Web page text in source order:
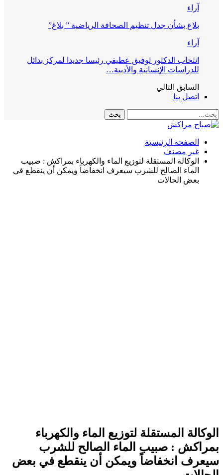
آراء
بلاغ بشأن جدل تنظيم الصحافة الرياضية ” بلاغ”
آراء
انتخاب الدكتور توفيق عطيفي رئيسا جديدا لمركز بدائل
للدراسات الإنسانية والأدبية…
السابق التالي
اتصل بنا
الصفحة الرئيسية
غير مصنف
الوكالة المستقلة لتوزيع الماء والكهرباء بمراكش : صبيب
الماء الصالح للشرب سيعرف انخفاضاً ويمكن أن ينقطع في
بعض الحالات
الوكالة المستقلة لتوزيع الماء والكهرباء
بمراكش : صبيب الماء الصالح للشرب
سيعرف انخفاضاً ويمكن أن ينقطع في بعض